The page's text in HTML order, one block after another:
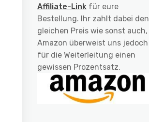
Affiliate-Link für eure
Bestellung. Ihr zahlt dabei den
gleichen Preis wie sonst auch,
Amazon überweist uns jedoch
für die Weiterleitung einen
gewissen Prozentsatz.